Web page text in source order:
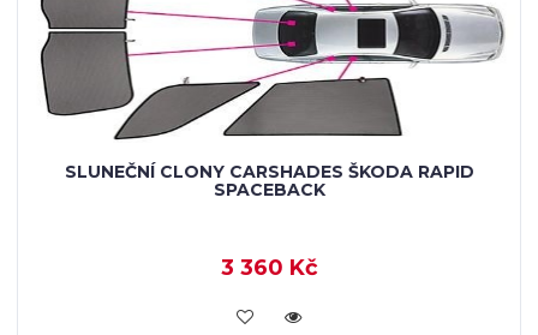
SLUNEČNÍ CLONY CARSHADES ŠKODA RAPID
SPACEBACK
3 360 Kč
KOUPIT